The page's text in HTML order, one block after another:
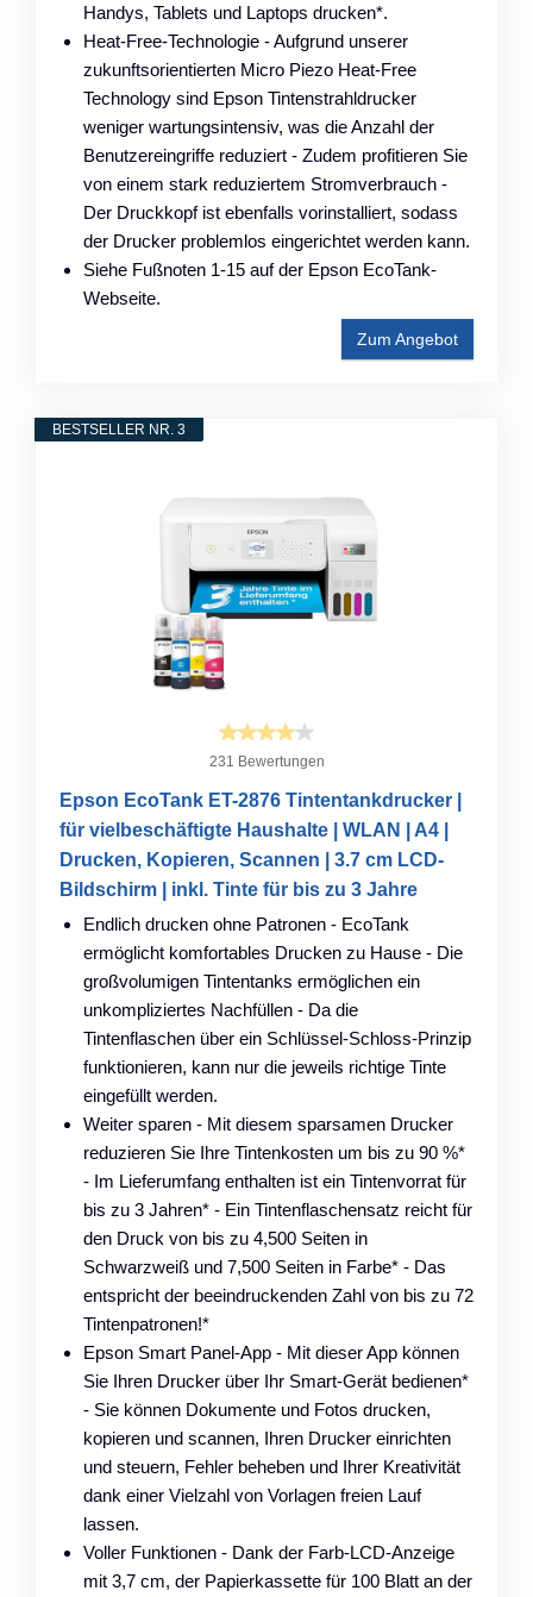
Handys, Tablets und Laptops drucken*.
Heat-Free-Technologie - Aufgrund unserer
zukunftsorientierten Micro Piezo Heat-Free
Technology sind Epson Tintenstrahldrucker
weniger wartungsintensiv, was die Anzahl der
Benutzereingriffe reduziert - Zudem profitieren Sie
von einem stark reduziertem Stromverbrauch -
Der Druckkopf ist ebenfalls vorinstalliert, sodass
der Drucker problemlos eingerichtet werden kann.
Siehe Fußnoten 1-15 auf der Epson EcoTank-
Webseite.
Zum Angebot
BESTSELLER NR. 3
231 Bewertungen
Epson EcoTank ET-2876 Tintentankdrucker |
für vielbeschäftigte Haushalte | WLAN | A4 |
Drucken, Kopieren, Scannen | 3.7 cm LCD-
Bildschirm | inkl. Tinte für bis zu 3 Jahre
Endlich drucken ohne Patronen - EcoTank
ermöglicht komfortables Drucken zu Hause - Die
großvolumigen Tintentanks ermöglichen ein
unkompliziertes Nachfüllen - Da die
Tintenflaschen über ein Schlüssel-Schloss-Prinzip
funktionieren, kann nur die jeweils richtige Tinte
eingefüllt werden.
Weiter sparen - Mit diesem sparsamen Drucker
reduzieren Sie Ihre Tintenkosten um bis zu 90 %*
- Im Lieferumfang enthalten ist ein Tintenvorrat für
bis zu 3 Jahren* - Ein Tintenflaschensatz reicht für
den Druck von bis zu 4,500 Seiten in
Schwarzweiß und 7,500 Seiten in Farbe* - Das
entspricht der beeindruckenden Zahl von bis zu 72
Tintenpatronen!*
Epson Smart Panel-App - Mit dieser App können
Sie Ihren Drucker über Ihr Smart-Gerät bedienen*
- Sie können Dokumente und Fotos drucken,
kopieren und scannen, Ihren Drucker einrichten
und steuern, Fehler beheben und Ihrer Kreativität
dank einer Vielzahl von Vorlagen freien Lauf
lassen.
Voller Funktionen - Dank der Farb-LCD-Anzeige
mit 3,7 cm, der Papierkassette für 100 Blatt an der